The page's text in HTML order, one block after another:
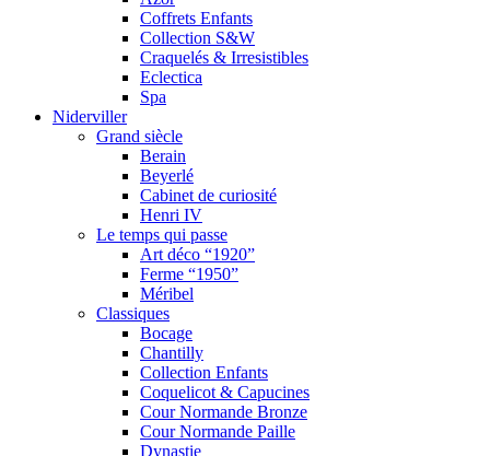
Coffrets Enfants
Collection S&W
Craquelés & Irresistibles
Eclectica
Spa
Niderviller
Grand siècle
Berain
Beyerlé
Cabinet de curiosité
Henri IV
Le temps qui passe
Art déco “1920”
Ferme “1950”
Méribel
Classiques
Bocage
Chantilly
Collection Enfants
Coquelicot & Capucines
Cour Normande Bronze
Cour Normande Paille
Dynastie